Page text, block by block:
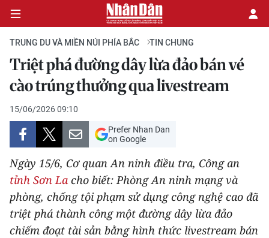
CHÍNH TRỊ
KINH TẾ
VĂN HÓA
XÃ HỘI
PHÁP LUẬT
DU LỊCH
TRUNG DU VÀ MIỀN NÚI PHÍA BẮC TIN CHUNG
Triệt phá đường dây lừa đảo bán vé
cào trúng thưởng qua livestream
15/06/2026 09:10
Prefer Nhan Dan
on Google
Ngày 15/6, Cơ quan An ninh điều tra, Công an
tỉnh Sơn La cho biết: Phòng An ninh mạng và
phòng, chống tội phạm sử dụng công nghệ cao đã
triệt phá thành công một đường dây lừa đảo
chiếm đoạt tài sản bằng hình thức livestream bán